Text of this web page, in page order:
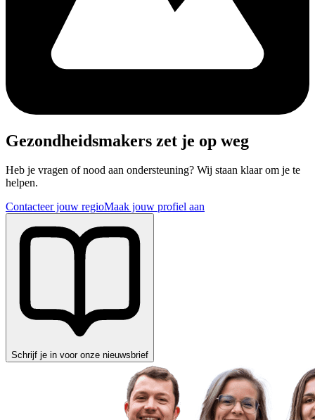
Gezondheidsmakers zet je op weg
Heb je vragen of nood aan ondersteuning? Wij staan klaar om je te
helpen.
Contacteer jouw regioMaak jouw profiel aan
Schrijf je in voor onze nieuwsbrief